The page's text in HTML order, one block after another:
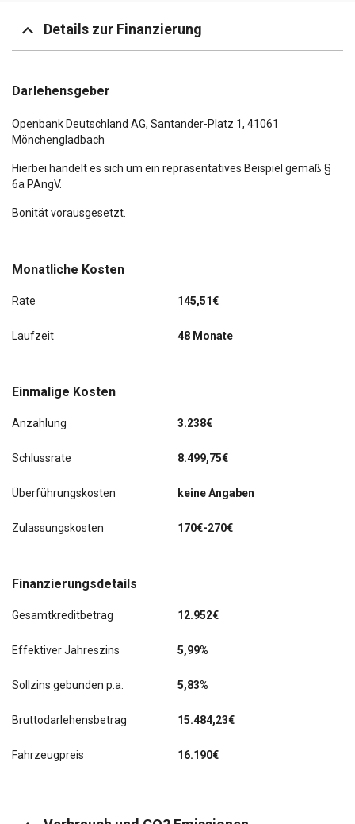
Details zur Finanzierung
Monatliche Kosten
Rate 145,51€
Laufzeit 48 Monate
Einmalige Kosten
Anzahlung 3.238€
Schlussrate 8.499,75€
Überführungskosten keine Angaben
Zulassungskosten 170€-270€
Finanzierungsdetails
Gesamtkreditbetrag 12.952€
Effektiver Jahreszins 5,99%
Sollzins gebunden p.a. 5,83%
Bruttodarlehensbetrag 15.484,23€
Fahrzeugpreis 16.190€
Darlehensgeber
Openbank Deutschland AG, Santander-Platz 1, 41061
Mönchengladbach
Hierbei handelt es sich um ein repräsentatives Beispiel gemäß §
6a PAngV.
Bonität vorausgesetzt.